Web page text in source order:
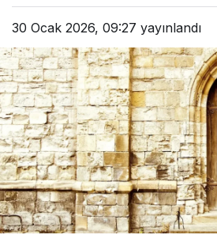
30 Ocak 2026, 09:27 yayınlandı